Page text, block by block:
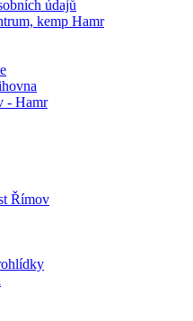
údajů
kemp Hamr
- Hamr
Římov